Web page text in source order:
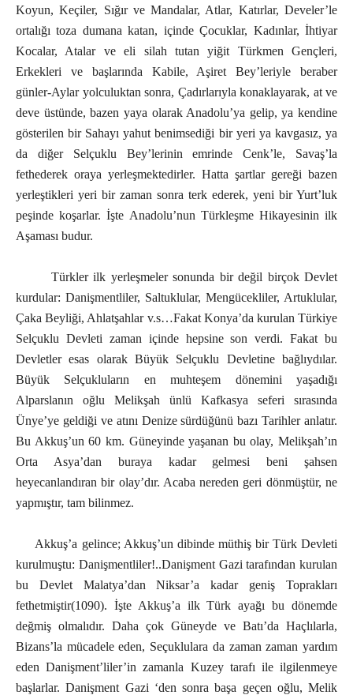
Koyun, Keçiler, Sığır ve Mandalar, Atlar, Katırlar, Develer’le
ortalığı toza dumana katan, içinde Çocuklar, Kadınlar, İhtiyar
Kocalar, Atalar ve eli silah tutan yiğit Türkmen Gençleri,
Erkekleri ve başlarında Kabile, Aşiret Bey’leriyle beraber
günler-Aylar yolculuktan sonra, Çadırlarıyla konaklayarak, at ve
deve üstünde, bazen yaya olarak Anadolu’ya gelip, ya kendine
gösterilen bir Sahayı yahut benimsediği bir yeri ya kavgasız, ya
da diğer Selçuklu Bey’lerinin emrinde Cenk’le, Savaş’la
fethederek oraya yerleşmektedirler. Hatta şartlar gereği bazen
yerleştikleri yeri bir zaman sonra terk ederek, yeni bir Yurt’luk
peşinde koşarlar. İşte Anadolu’nun Türkleşme Hikayesinin ilk
Aşaması budur.
Türkler ilk yerleşmeler sonunda bir değil birçok Devlet
kurdular: Danişmentliler, Saltuklular, Mengücekliler, Artuklular,
Çaka Beyliği, Ahlatşahlar v.s…Fakat Konya’da kurulan Türkiye
Selçuklu Devleti zaman içinde hepsine son verdi. Fakat bu
Devletler esas olarak Büyük Selçuklu Devletine bağlıydılar.
Büyük Selçukluların en muhteşem dönemini yaşadığı
Alparslanın oğlu Melikşah ünlü Kafkasya seferi sırasında
Ünye’ye geldiği ve atını Denize sürdüğünü bazı Tarihler anlatır.
Bu Akkuş’un 60 km. Güneyinde yaşanan bu olay, Melikşah’ın
Orta Asya’dan buraya kadar gelmesi beni şahsen
heyecanlandıran bir olay’dır. Acaba nereden geri dönmüştür, ne
yapmıştır, tam bilinmez.
Akkuş’a gelince; Akkuş’un dibinde müthiş bir Türk Devleti
kurulmuştu: Danişmentliler!..Danişment Gazi tarafından kurulan
bu Devlet Malatya’dan Niksar’a kadar geniş Toprakları
fethetmiştir(1090). İşte Akkuş’a ilk Türk ayağı bu dönemde
değmiş olmalıdır. Daha çok Güneyde ve Batı’da Haçlılarla,
Bizans’la mücadele eden, Seçuklulara da zaman zaman yardım
eden Danişment’liler’in zamanla Kuzey tarafı ile ilgilenmeye
başlarlar. Danişment Gazi ‘den sonra başa geçen oğlu, Melik